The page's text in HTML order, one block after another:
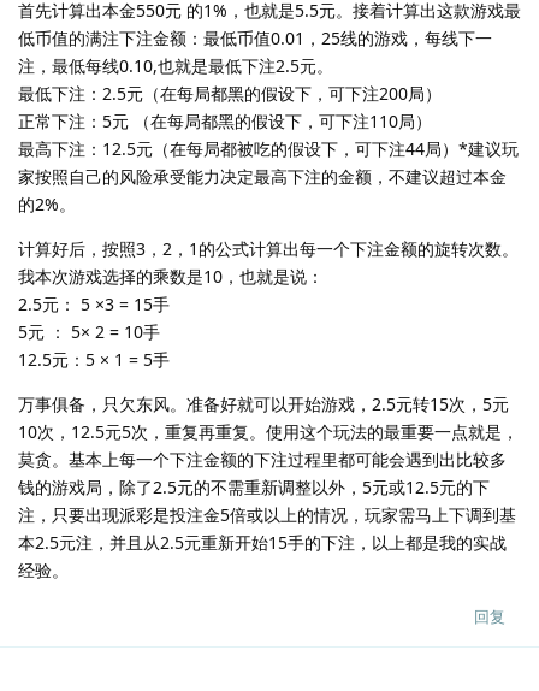
首先计算出本金550元 的1%，也就是5.5元。接着计算出这款游戏最
低币值的满注下注金额：最低币值0.01，25线的游戏，每线下一
注，最低每线0.10,也就是最低下注2.5元。
最低下注：2.5元（在每局都黑的假设下，可下注200局）
正常下注：5元 （在每局都黑的假设下，可下注110局）
最高下注：12.5元（在每局都被吃的假设下，可下注44局）*建议玩
家按照自己的风险承受能力决定最高下注的金额，不建议超过本金
的2%。
计算好后，按照3，2，1的公式计算出每一个下注金额的旋转次数。
我本次游戏选择的乘数是10，也就是说：
2.5元： 5 ×3 = 15手
5元 ： 5× 2 = 10手
12.5元：5 × 1 = 5手
万事俱备，只欠东风。准备好就可以开始游戏，2.5元转15次，5元
10次，12.5元5次，重复再重复。使用这个玩法的最重要一点就是，
莫贪。基本上每一个下注金额的下注过程里都可能会遇到出比较多
钱的游戏局，除了2.5元的不需重新调整以外，5元或12.5元的下
注，只要出现派彩是投注金5倍或以上的情况，玩家需马上下调到基
本2.5元注，并且从2.5元重新开始15手的下注，以上都是我的实战
经验。
回复